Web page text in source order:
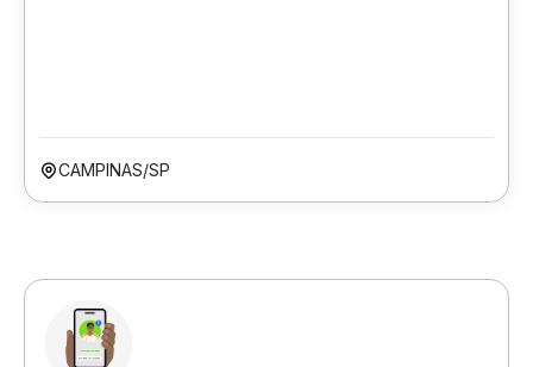
CAMPINAS/SP